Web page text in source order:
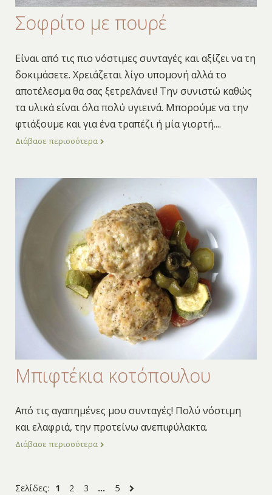
Σοφρίτο με πουρέ
Είναι από τις πιο νόστιμες συνταγές και αξίζει να τη
δοκιμάσετε. Χρειάζεται λίγο υπομονή αλλά το
αποτέλεσμα θα σας ξετρελάνει! Την συνιστώ καθώς
τα υλικά είναι όλα πολύ υγιεινά. Μπορούμε να την
φτιάξουμε και για ένα τραπέζι ή μία γιορτή....
Διάβασε περισσότερα
Μπιφτέκια κοτόπουλου
Από τις αγαπημένες μου συνταγές! Πολύ νόστιμη
και ελαφριά, την προτείνω ανεπιφύλακτα.
Διάβασε περισσότερα
Σελίδες: 1 2 3 … 5